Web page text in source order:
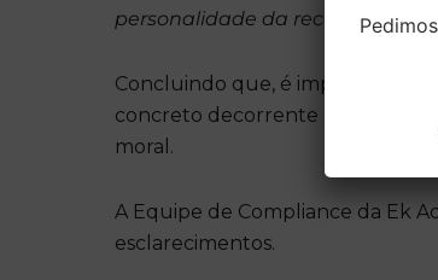
personalidade da recorrida”.
Concluindo que, é
concreto decorrente do
moral.
A Equipe de Compliance da Ek
esclarecimentos.